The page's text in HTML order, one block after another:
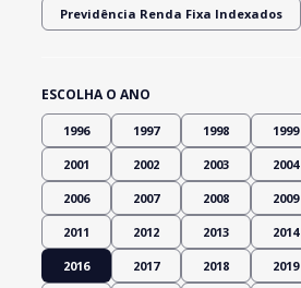
Previdência Renda Fixa Indexados
ESCOLHA O ANO
1996 1997 1998 1999
2001 2002 2003 2004
2006 2007 2008 2009
2011 2012 2013 2014
2016 2017 2018 2019